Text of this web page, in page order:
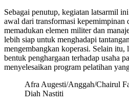
Sebagai penutup, kegiatan latsarmil
awal dari transformasi kepemimpinan
memadukan elemen militer dan
lebih siap untuk menghadapi
mengembangkan koperasi. Selain itu,
bentuk penghargaan terhadap usaha
menyelesaikan program pelatihan
Afra Augesti/Anggah/Chairul
Diah Nastiti